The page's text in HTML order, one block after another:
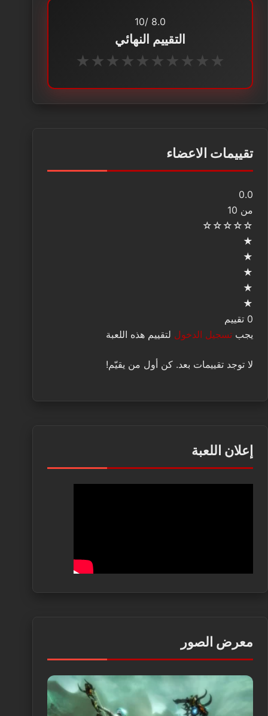
8.0
/10
التقييم النهائي
★
★
★
★
★
★
★
★
★
★
تقييمات الاعضاء
0.0
من 10
☆
☆
☆
☆
☆
★
★
★
★
★
0 تقييم
يجب تسجيل الدخول لتقييم هذه اللعبة
لا توجد تقييمات بعد. كن أول من يقيّم!
إعلان اللعبة
معرض الصور